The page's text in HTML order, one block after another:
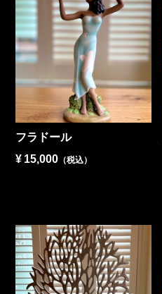
フラドール
¥ 15,000 （税込）